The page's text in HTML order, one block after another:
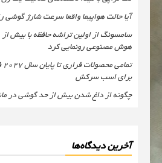
آیا حالت هواپیما واقعا سرعت شارژ گوشی
هوش مصنوعی رونمایی کرد
برای اسب سرکش
چگونه از داغ شدن بیش از حد گوشی در
آخرین دیدگاه‌ها